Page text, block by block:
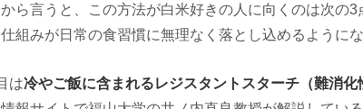
ら言うと、この方法が白米好きの人に向くのは次の
組みが日常の食習慣に無理なく落とし込めるようにな
は冷やご飯に含まれるレジスタントスターチ（難消化